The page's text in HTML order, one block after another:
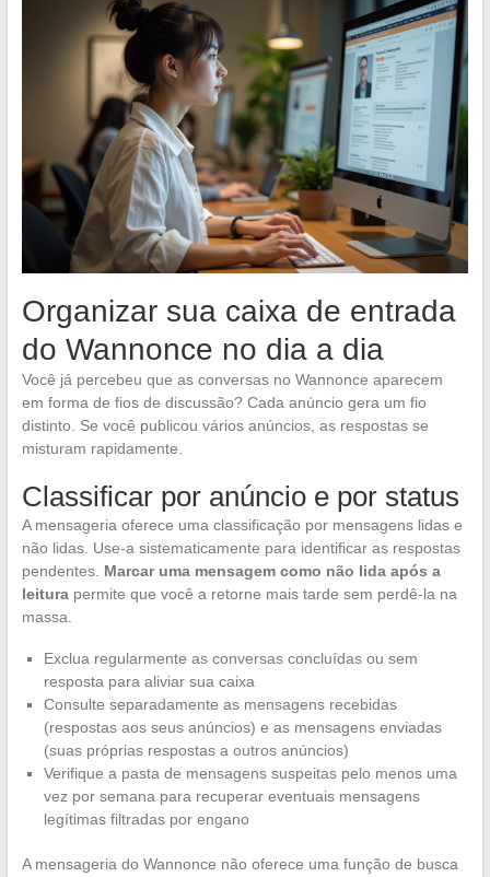
Organizar sua caixa de entrada
do Wannonce no dia a dia
Você já percebeu que as conversas no Wannonce aparecem
em forma de fios de discussão? Cada anúncio gera um fio
distinto. Se você publicou vários anúncios, as respostas se
misturam rapidamente.
Classificar por anúncio e por status
A mensageria oferece uma classificação por mensagens lidas e
não lidas. Use-a sistematicamente para identificar as respostas
pendentes. Marcar uma mensagem como não lida após a
leiturapermite que você a retorne mais tarde sem perdê-la na
massa.
Exclua regularmente as conversas concluídas ou sem
resposta para aliviar sua caixa
Consulte separadamente as mensagens recebidas
(respostas aos seus anúncios) e as mensagens enviadas
(suas próprias respostas a outros anúncios)
Verifique a pasta de mensagens suspeitas pelo menos uma
vez por semana para recuperar eventuais mensagens
legítimas filtradas por engano
A mensageria do Wannonce não oferece uma função de busca